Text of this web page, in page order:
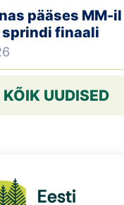
pääses MM-
finaali
KÕIK UUDISED